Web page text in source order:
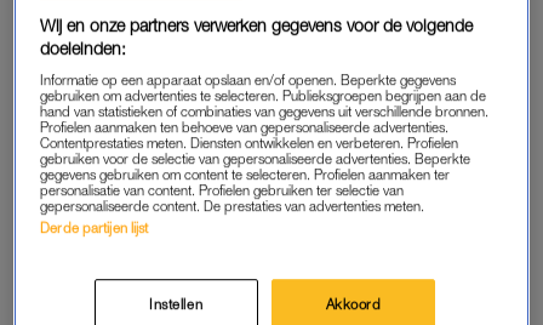
Krijg onbeperkt toegang tot alle
artikelen
Lees LINDA.magazine online
Geniet van te gekke winacties en
lekkere puzzels
Maandelijks opzegbaar
START GRATIS MAAND
Wij en onze partners verwerken gegevens voor de volgende
doeleinden:
Informatie op een apparaat opslaan en/of openen. Beperkte gegevens
gebruiken om advertenties te selecteren. Publieksgroepen begrijpen aan de
hand van statistieken of combinaties van gegevens uit verschillende bronnen.
Profielen aanmaken ten behoeve van gepersonaliseerde advertenties.
Contentprestaties meten. Diensten ontwikkelen en verbeteren. Profielen
gebruiken voor de selectie van gepersonaliseerde advertenties. Beperkte
gegevens gebruiken om content te selecteren. Profielen aanmaken ter
personalisatie van content. Profielen gebruiken ter selectie van
gepersonaliseerde content. De prestaties van advertenties meten.
Derde partijen lijst
Instellen Akkoord